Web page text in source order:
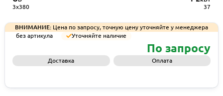
3x380
37
ВНИМАНИЕ: Цена по запросу, точную цену уточняйте у менеджера
без артикула
Уточняйте наличие
По запросу
Доставка Оплата